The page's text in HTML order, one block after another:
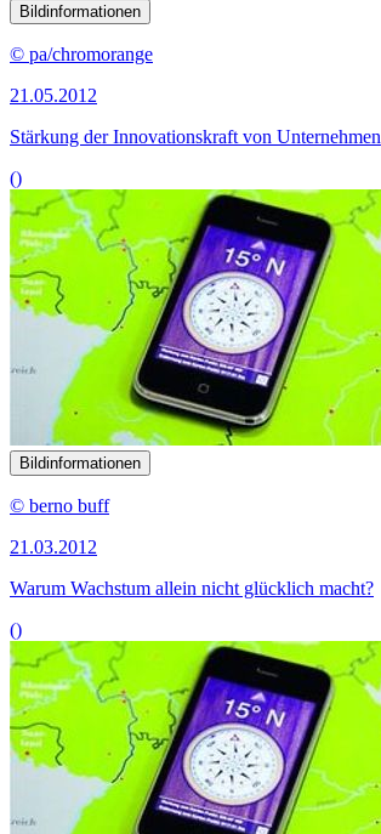
Bildinformationen
© pa/chromorange
21.05.2012
Stärkung der Innovationskraft von Unternehmen
()
Bildinformationen
© berno buff
21.03.2012
Warum Wachstum allein nicht glücklich macht?
()